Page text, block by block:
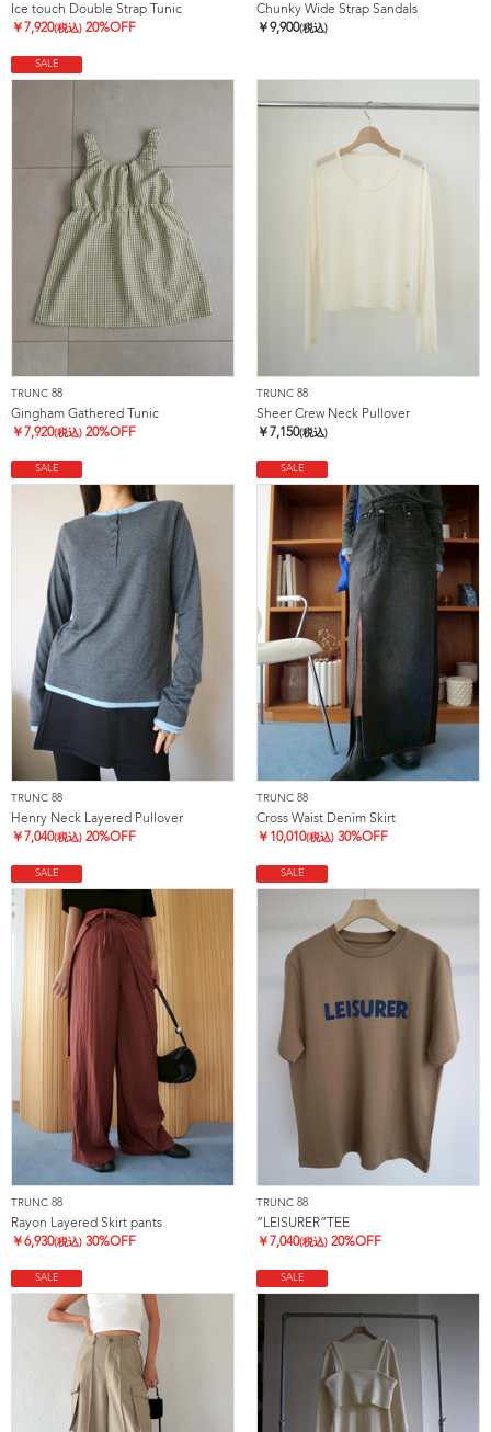
Ice touch Double Strap Tunic
￥ 7,920(税込) 20%OFF
Chunky Wide Strap Sandals
￥9,900(税込)
SALE
TRUNC 88
Gingham Gathered Tunic
￥ 7,920(税込) 20%OFF
TRUNC 88
Sheer Crew Neck Pullover
￥ 7,150(税込)
SALE
TRUNC 88
Henry Neck Layered Pullover
￥ 7,040(税込) 20%OFF
SALE
TRUNC 88
Cross Waist Denim Skirt
￥ 10,010(税込) 30%OFF
SALE
TRUNC 88
Rayon Layered Skirt pants
￥6,930(税込) 30%OFF
SALE
TRUNC 88
”LEISURER”TEE
￥ 7,040(税込) 20%OFF
SALE SALE